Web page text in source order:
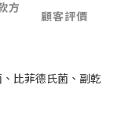
方
顧客評價
比菲德氏菌、副乾